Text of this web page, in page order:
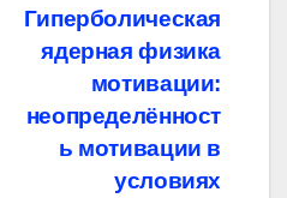
Гиперболическая
ядерная физика
мотивации:
неопределённост
ь мотивации в
условиях